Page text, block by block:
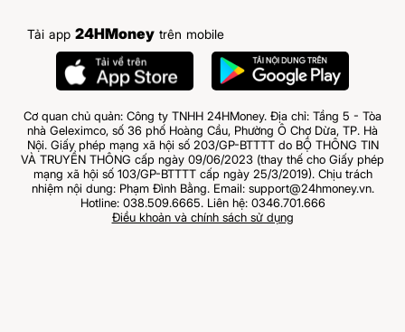
Tải app 24HMoney trên mobile
Cơ quan chủ quản: Công ty TNHH 24HMoney. Địa chỉ: Tầng 5 - Tòa
nhà Geleximco, số 36 phố Hoàng Cầu, Phường Ô Chợ Dừa, TP. Hà
Nội. Giấy phép mạng xã hội số 203/GP-BTTTT do BỘ THÔNG TIN
VÀ TRUYỀN THÔNG cấp ngày 09/06/2023 (thay thế cho Giấy phép
mạng xã hội số 103/GP-BTTTT cấp ngày 25/3/2019). Chịu trách
nhiệm nội dung: Phạm Đình Bằng. Email: support@24hmoney.vn.
Hotline: 038.509.6665. Liên hệ: 0346.701.666
Điều khoản và chính sách sử dụng